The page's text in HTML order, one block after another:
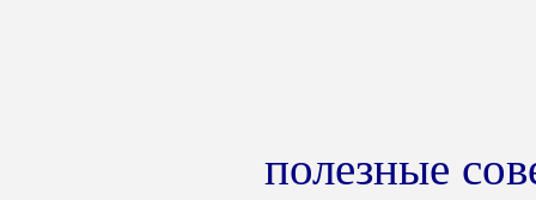
полезные